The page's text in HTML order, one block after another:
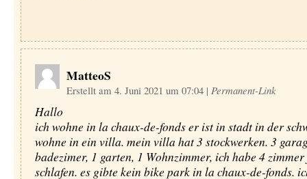
MatteoS
Erstellt am 4. Juni 2021 um 07:04 | Permanent-Link
Hallo
ich wohne in la chaux-de-fonds er ist in stadt in der
wohne in ein villa. mein villa hat 3 stockwerken. 3
badezimer, 1 garten, 1 Wohnzimmer, ich habe 4
schlafen. es gibte kein bike park in la chaux-de-fonds.